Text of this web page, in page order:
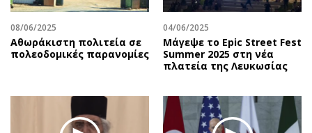
08/06/2025
Αθωράκιστη πολιτεία σε
πολεοδομικές παρανομίες
04/06/2025
Μάγεψε το Epic Street Fest
Summer 2025 στη νέα
πλατεία της Λευκωσίας